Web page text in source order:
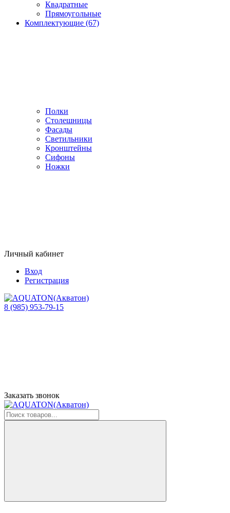
Квадратные
Прямоугольные
Комплектующие (67)
Полки
Столешницы
Фасады
Светильники
Кронштейны
Сифоны
Ножки
Личный кабинет
Вход
Регистрация
8 (985) 953-79-15
Заказать звонок